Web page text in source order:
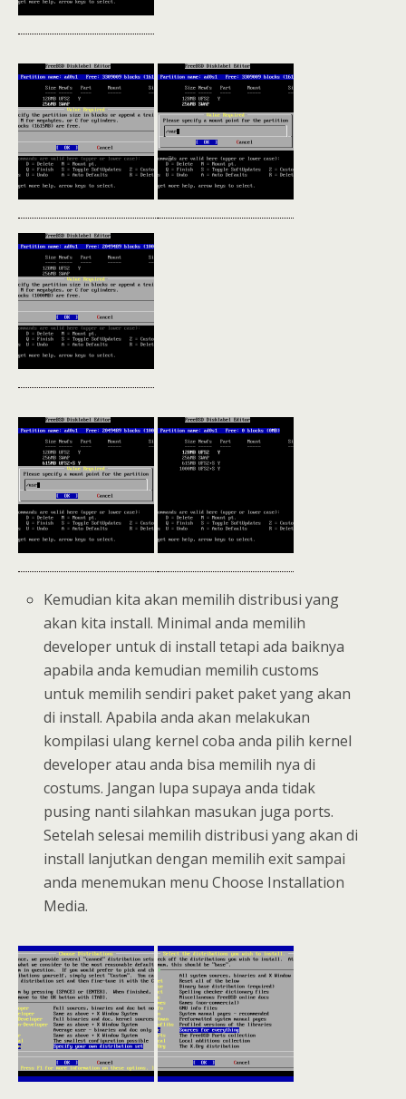
Kemudian kita akan memilih distribusi yang
akan kita install. Minimal anda memilih
developer untuk di install tetapi ada baiknya
apabila anda kemudian memilih customs
untuk memilih sendiri paket paket yang akan
di install. Apabila anda akan melakukan
kompilasi ulang kernel coba anda pilih kernel
developer atau anda bisa memilih nya di
costums. Jangan lupa supaya anda tidak
pusing nanti silahkan masukan juga ports.
Setelah selesai memilih distribusi yang akan di
install lanjutkan dengan memilih exit sampai
anda menemukan menu Choose Installation
Media.